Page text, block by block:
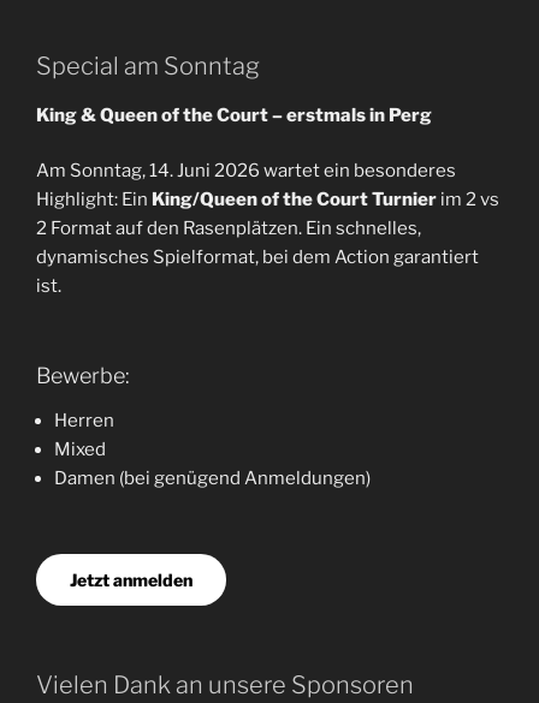
Special am Sonntag
King & Queen of the Court – erstmals in Perg
Am Sonntag, 14. Juni 2026 wartet ein besonderes
Highlight: Ein King/Queen of the Court Turnier im 2 vs
2 Format auf den Rasenplätzen. Ein schnelles,
dynamisches Spielformat, bei dem Action garantiert
ist.
Bewerbe:
Herren
Mixed
Damen (bei genügend Anmeldungen)
Jetzt anmelden
Vielen Dank an unsere Sponsoren